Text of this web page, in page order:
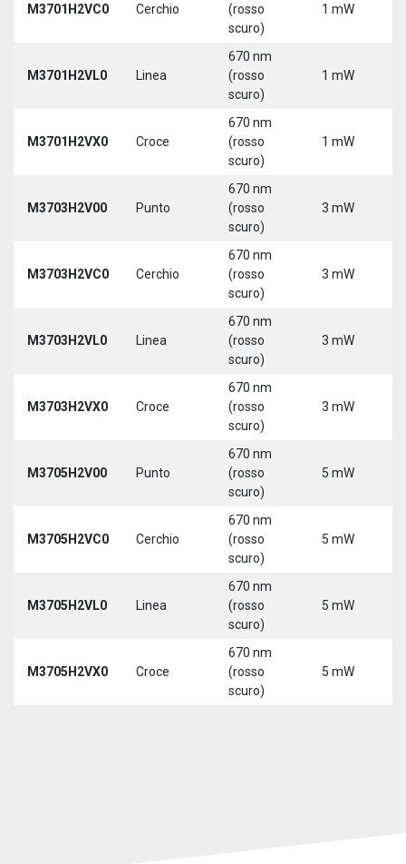
M3701H2VC0 Cerchio
(rosso
scuro)
1 mW
M3701H2VL0 Linea
670 nm
(rosso
scuro)
1 mW
M3701H2VX0 Croce
670 nm
(rosso
scuro)
1 mW
M3703H2V00 Punto
670 nm
(rosso
scuro)
3 mW
M3703H2VC0 Cerchio
670 nm
(rosso
scuro)
3 mW
M3703H2VL0 Linea
670 nm
(rosso
scuro)
3 mW
M3703H2VX0 Croce
670 nm
(rosso
scuro)
3 mW
M3705H2V00 Punto
670 nm
(rosso
scuro)
5 mW
M3705H2VC0 Cerchio
670 nm
(rosso
scuro)
5 mW
M3705H2VL0 Linea
670 nm
(rosso
scuro)
5 mW
M3705H2VX0 Croce
670 nm
(rosso
scuro)
5 mW